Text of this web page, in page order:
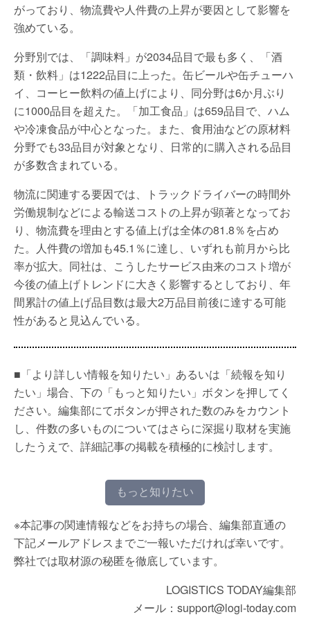
がっており、物流費や人件費の上昇が要因として影響を
強めている。
分野別では、「調味料」が2034品目で最も多く、「酒
類・飲料」は1222品目に上った。缶ビールや缶チューハ
イ、コーヒー飲料の値上げにより、同分野は6か月ぶり
に1000品目を超えた。「加工食品」は659品目で、ハム
や冷凍食品が中心となった。また、食用油などの原材料
分野でも33品目が対象となり、日常的に購入される品目
が多数含まれている。
物流に関連する要因では、トラックドライバーの時間外
労働規制などによる輸送コストの上昇が顕著となってお
り、物流費を理由とする値上げは全体の81.8％を占め
た。人件費の増加も45.1％に達し、いずれも前月から比
率が拡大。同社は、こうしたサービス由来のコスト増が
今後の値上げトレンドに大きく影響するとしており、年
間累計の値上げ品目数は最大2万品目前後に達する可能
性があると見込んでいる。
■「より詳しい情報を知りたい」あるいは「続報を知り
たい」場合、下の「もっと知りたい」ボタンを押してく
ださい。編集部にてボタンが押された数のみをカウント
し、件数の多いものについてはさらに深掘り取材を実施
したうえで、詳細記事の掲載を積極的に検討します。
もっと知りたい
※本記事の関連情報などをお持ちの場合、編集部直通の
下記メールアドレスまでご一報いただければ幸いです。
弊社では取材源の秘匿を徹底しています。
LOGISTICS TODAY編集部
メール：support@logi-today.com